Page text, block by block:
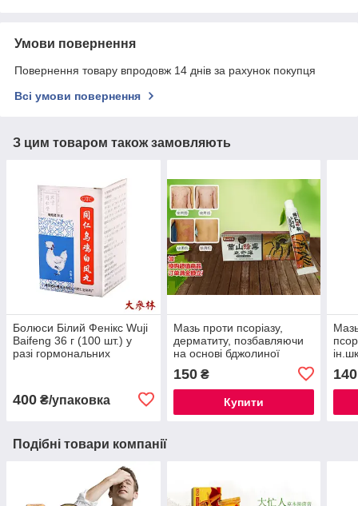
Умови повернення
Повернення товару впродовж 14 днів за рахунок покупця
Всі умови повернення
З цим товаром також замовляють
Болюси Білий Фенікс Wuji
Baifeng 36 г (100 шт.) у
разі гормональних
400 ₴/упаковка
Мазь проти псоріазу,
дерматиту, позбавляючи
на основі бджолиної
150₴
Купити
140
Подібні товари компанії